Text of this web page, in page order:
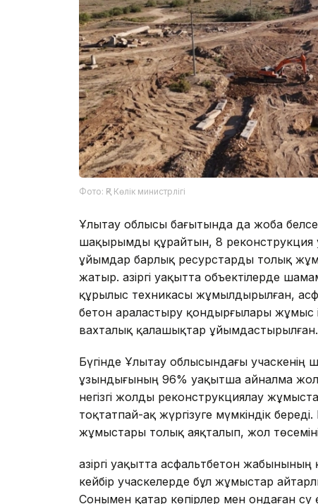
Фото: ҚР Көлік министрлігі
Ұлытау облысы бағытында да жоба
шақырымды құрайтын, 8 реконструкция
ұйымдар барлық ресурстарды толық
жатыр. Қазіргі уақытта объектілерде
құрылыс техникасы жұмылдырылған,
бетон араластыру қондырғылары жұмыс
вахталық қалашықтар ұйымдастырылған.
Бүгінде Ұлытау облысындағы
ұзындығының 96% уақытша айналма
негізгі жолды реконструкциялау
тоқтатпай-ақ жүргізуге мүмкіндік
жұмыстары толық аяқталып, жол
Қазіргі уақытта асфальтбетон
кейбір учаскелерде бұл жұмыстар
Сонымен қатар көпірлер мен ондаған